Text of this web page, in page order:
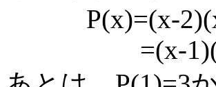
P(x)=(x-2)(x-
=(x-1)(x-